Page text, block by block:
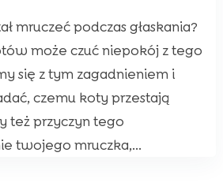
mruczeć podczas głaskania?
może czuć niepokój z tego
się z tym zagadnieniem i
czemu koty przestają
też przyczyn tego
twojego mruczka,...